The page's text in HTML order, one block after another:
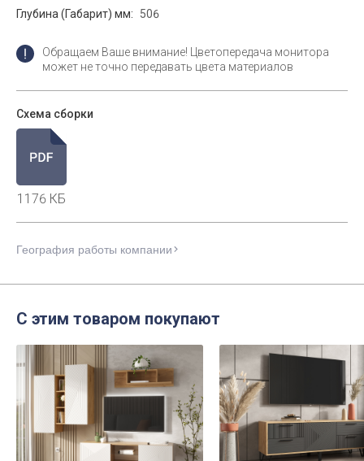
Глубина (Габарит) мм:
506
Обращаем Ваше внимание! Цветопередача монитора
может не точно передавать цвета материалов
Схема сборки
1176 КБ
География работы компании
С этим товаром покупают